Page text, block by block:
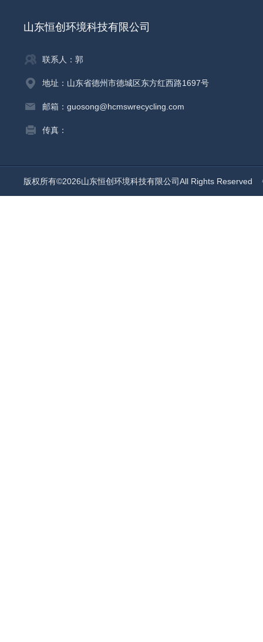
山东恒创环境科技有限公司
联系人：郭
地址：山东省德州市德城区东方红西路1697号
邮箱：guosong@hcmswrecycling.com
传真：
版权所有©2026山东恒创环境科技有限公司All Rights Reserved